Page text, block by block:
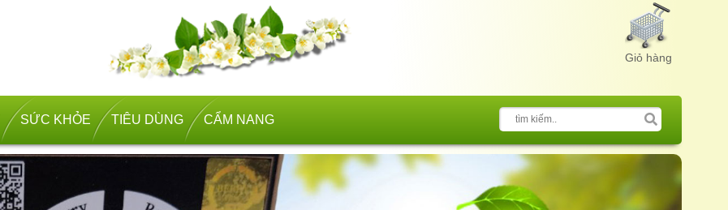
Giỏ hàng
SỨC KHỎE TIÊU DÙNG CẨM NANG